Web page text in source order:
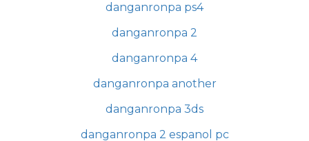
danganronpa ps4
danganronpa 2
danganronpa 4
danganronpa another
danganronpa 3ds
danganronpa 2 espanol pc